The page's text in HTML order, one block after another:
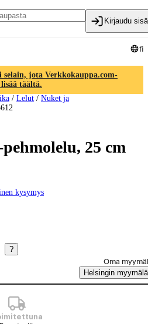
Kirjaudu
fi
selain, jota Verkkokauppa.com-
täältä.
/ Lelut / Nuket ja
25 cm
kysymys
?
Oma
Helsingin myymälä